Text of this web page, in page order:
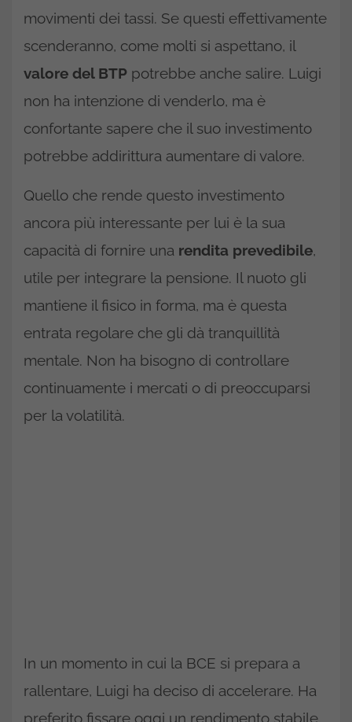
movimenti dei tassi. Se questi effettivamente
scenderanno, come molti si aspettano, il
valore del BTP potrebbe anche salire. Luigi
non ha intenzione di venderlo, ma è
confortante sapere che il suo investimento
potrebbe addirittura aumentare di valore.
Quello che rende questo investimento
ancora più interessante per lui è la sua
capacità di fornire una rendita prevedibile,
utile per integrare la pensione. Il nuoto gli
mantiene il fisico in forma, ma è questa
entrata regolare che gli dà tranquillità
mentale. Non ha bisogno di controllare
continuamente i mercati o di preoccuparsi
per la volatilità.
In un momento in cui la BCE si prepara a
rallentare, Luigi ha deciso di accelerare. Ha
preferito fissare oggi un rendimento stabile,